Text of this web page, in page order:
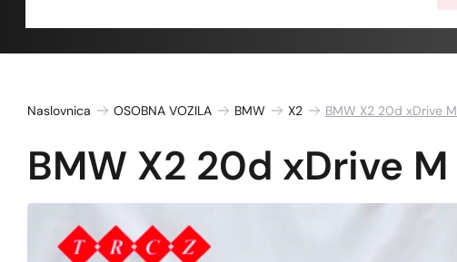
Naslovnica OSOBNA VOZILA BMW X2 BMW X2 20d xDrive M
BMW X2 20d xDrive M